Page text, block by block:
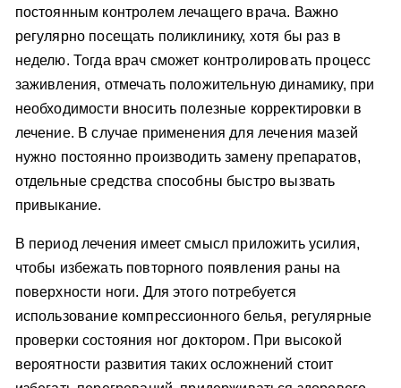
постоянным контролем лечащего врача. Важно
регулярно посещать поликлинику, хотя бы раз в
неделю. Тогда врач сможет контролировать процесс
заживления, отмечать положительную динамику, при
необходимости вносить полезные корректировки в
лечение. В случае применения для лечения мазей
нужно постоянно производить замену препаратов,
отдельные средства способны быстро вызвать
привыкание.
В период лечения имеет смысл приложить усилия,
чтобы избежать повторного появления раны на
поверхности ноги. Для этого потребуется
использование компрессионного белья, регулярные
проверки состояния ног доктором. При высокой
вероятности развития таких осложнений стоит